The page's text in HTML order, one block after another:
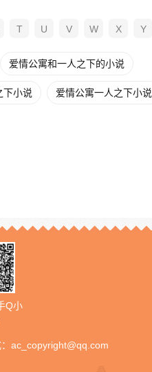
T U V W X Y
爱情公寓和一人之下的小说
下小说 爱情公寓一人之下小说
Q小
ac_copyright@qq.com